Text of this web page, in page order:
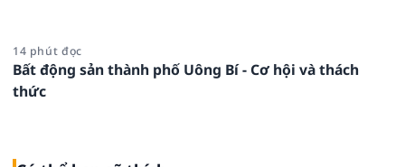
14 phút đọc
Bất động sản thành phố Uông Bí - Cơ hội và thách
thức